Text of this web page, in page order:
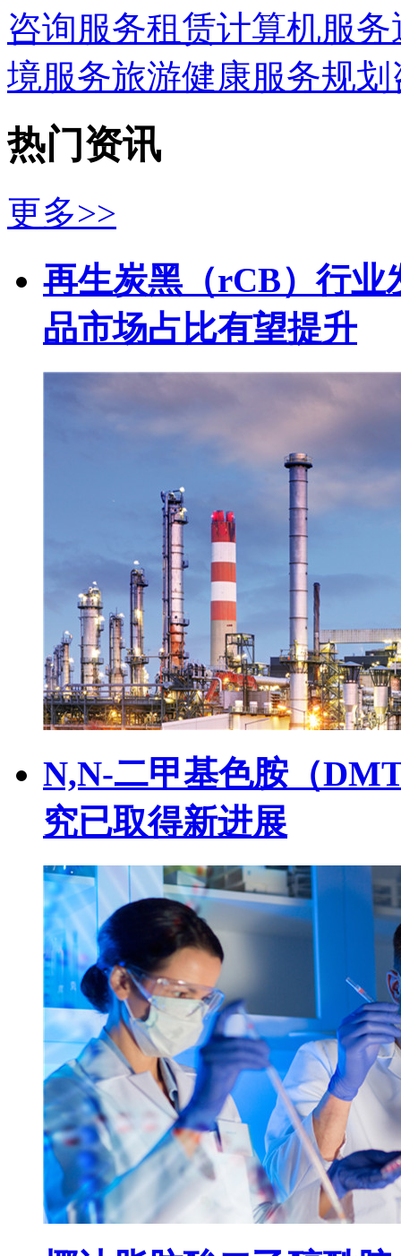
咨询服务租赁计算机服务
境服务旅游健康服务规划
热门资讯
更多>>
再生炭黑（rCB）行业
品市场占比有望提升
N,N-二甲基色胺（
究已取得新进展